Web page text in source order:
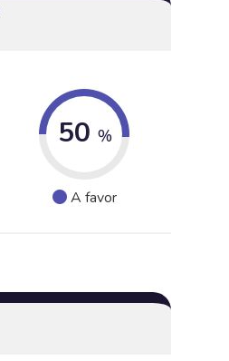
50 %
A favor